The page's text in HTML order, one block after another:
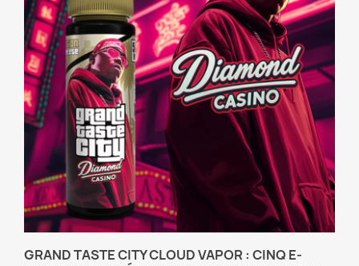
GRAND TASTE CITY CLOUD VAPOR : CINQ E-